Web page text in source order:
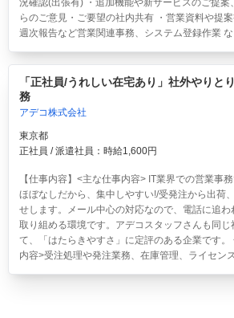
況確認(出張有) ・追加機能や新サービスのご提案
らのご意見・ご要望の社内共有 ・営業資料や提
週次報告など営業関連事務、システム登録作業 な
「正社員/うれしい在宅あり」社外やりと
務
アデコ株式会社
東京都
正社員 / 派遣社員：時給1,600円
【仕事内容】<主な仕事内容> IT業界での営業事
ほぼなしだから、集中しやすい!/受発注から出荷
せします。メール中心の対応なので、電話に追
取り組める環境です。アデコスタッフさんも同
て、「はたらきやすさ」に定評のある企業です
内容>受注処理や発注業務、在庫管理、ライセン